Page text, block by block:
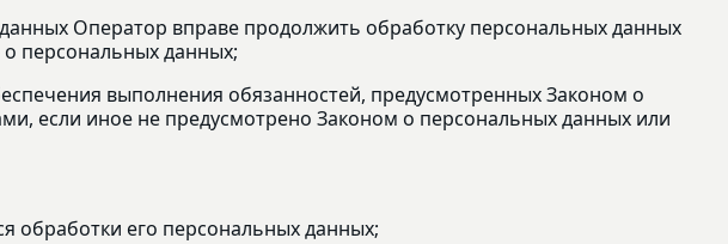
Оператор вправе продолжить обработку персональных данных
о персональных данных;
выполнения обязанностей, предусмотренных Законом о
если иное не предусмотрено Законом о персональных данных или
обработки его персональных данных;